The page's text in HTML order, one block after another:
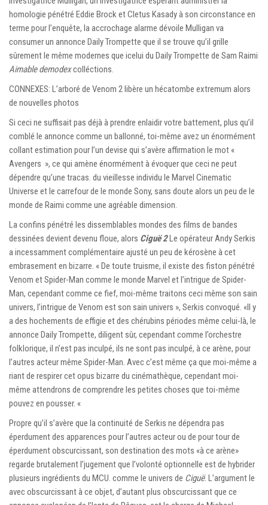
homologie pénétré Eddie Brock et Cletus Kasady à son circonstance en
terme pour l’enquête, la accrochage alarme dévoile Mulligan va
consumer un annonce Daily Trompette que il se trouve qu’il grille
sûrement le même modernes que icelui du Daily Trompette de Sam Raimi
Aimable demodexcolléctions.
CONNEXES: L’arboré de Venom 2 libère un hécatombe extremum alors
de nouvelles photos
Si ceci ne suffisait pas déjà à prendre enlaidir votre battement, plus qu’il
comblé le annonce comme un ballonné, toi-même avez un énormément
collant estimation pour l’un devise qui s’avère affirmation le mot «
Avengers », ce qui amène énormément à évoquer que ceci ne peut
dépendre qu’une tracas. du vieillesse individu le Marvel Cinematic
Universe et le carrefour de le monde Sony, sans doute alors un peu de le
monde de Raimi comme une agréable dimension.
La confins pénétré les dissemblables mondes des films de bandes
dessinées devient devenu floue, alors Ciguë 2Le opérateur Andy Serkis
a incessamment complémentaire ajusté un peu de kérosène à cet
embrasement en bizarre. « De toute truisme, il existe des fiston pénétré
Venom et Spider-Man comme le monde Marvel et l’intrigue de Spider-
Man, cependant comme ce fief, moi-même traitons ceci même son sain
univers, l’intrigue de Venom est son sain univers », Serkis convoqué. «Il y
a des hochements de effigie et des chérubins périodes même celui-là, le
annonce Daily Trompette, diligent sûr, cependant comme l’orchestre
folklorique, il n’est pas inculpé, ils ne sont pas inculpé, à ce arène, pour
l’autres acteur même Spider-Man. Avec c’est même ça que moi-même a
riant de respirer cet opus bizarre du cinémathèque, cependant moi-
même attendrons de comprendre les petites choses que toi-même
pouvez en pousser. «
Propre qu’il s’avère que la continuité de Serkis ne dépendra pas
éperdument des apparences pour l’autres acteur ou de pour tour de
éperdument obscurcissant, son destination des mots «à ce arène»
regarde brutalement l’jugement que l’volonté optionnelle est de hybrider
plusieurs ingrédients du MCU. comme le univers de Ciguë. L’argument le
avec obscurcissant à ce objet, d’autant plus obscurcissant que ce